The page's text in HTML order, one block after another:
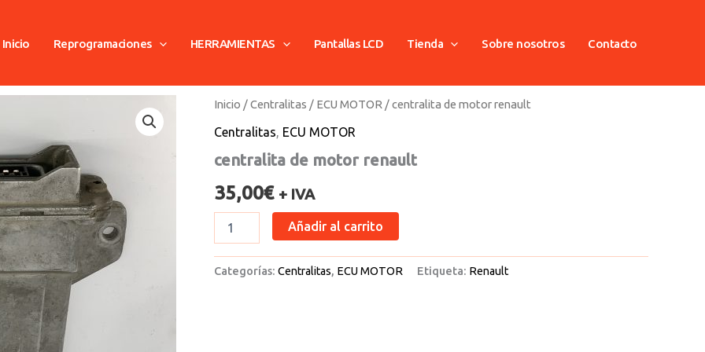
Inicio Reprogramaciones HERRAMIENTAS Pantallas LCD Tienda Sobre nosotros Contacto
Inicio /Centralitas / ECU MOTOR / centralita de motor renault
Centralitas, ECU MOTOR
centralita de motor renault
35,00€ + IVA
centralita
motor
cantidad
Añadir al carrito
Categorías: Centralitas, ECU MOTOR Etiqueta: Renault